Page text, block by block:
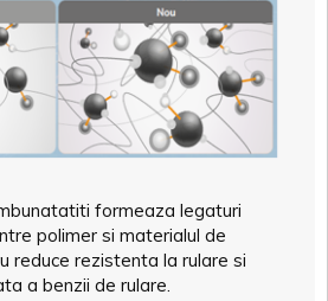
formeaza legaturi
polimer si materialul de
reduce rezistenta la rulare si
a benzii de rulare.